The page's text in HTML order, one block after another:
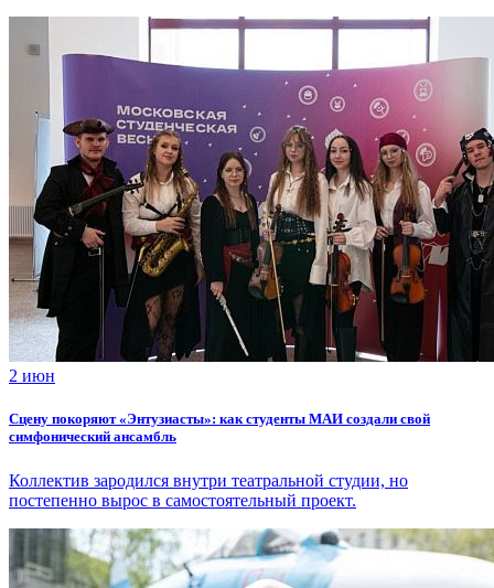
2 июн
Сцену покоряют «Энтузиасты»: как студенты МАИ создали свой
симфонический ансамбль
Коллектив зародился внутри театральной студии, но
постепенно вырос в самостоятельный проект.